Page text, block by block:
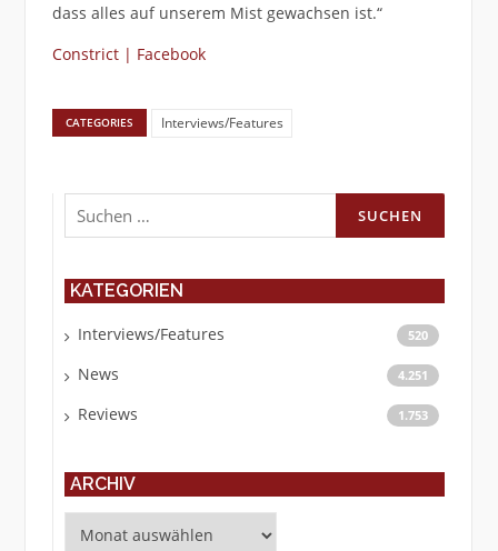
dass alles auf unserem Mist gewachsen ist.“
Constrict | Facebook
CATEGORIES Interviews/Features
Suchen
nach:
KATEGORIEN
Interviews/Features 520
News 4.251
Reviews 1.753
ARCHIV